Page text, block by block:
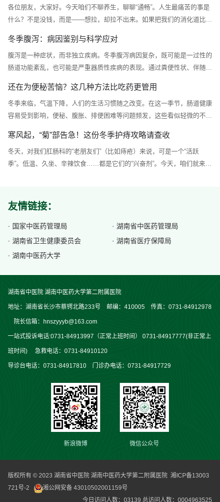
咱们祖先用来消化树皮草根的“重工业基地”。但进化到现在，它基本上已
经退役了。它的日常工作内容如下：1.装死（平时毫无存在感）。2.收集
各位朋友，大家好。今天咱们不聊养生，聊聊“通畅”。人生最痛苦的事是
什么？不是没钱，而是——想拉，却拉不出来。如果把我们的消化道比作
堵得水泄不通，后面还在源源不断地想上高速，交警（医生）在直升机上
看得直摇头。今天，我们就来扒一扒这个让无数英雄好汉“痛不欲生”的肠
道路怒症。一、什么是肠梗阻？（高速封路了）简单说，就是你的肠子，
冬季腹泻：病因鉴别与科学应对
腹泻是一种症状，而非独立疾病。冬季腹泻病因复杂，既可能是一过性的
肠道功能紊乱，也可能是严重器质性疾病的表现。通过粪便性状、伴随症
且需精准甄别）病毒型：以诺如病毒最为典型，起病急促，主要表现为呕
吐与水样腹泻，具有高度传染性，常被称为“冬季呕吐病”。细菌型：多因
食用未彻底煮熟的食物引发，腹泻常伴随腹痛、发热症状，粪便中可能出
还在为便秘苦恼？这几种方法比吃药更管用
冬季来临，气温下降，人们的生活习惯随之改变。在这一季节，肠道健康
容易受到影响，便秘、腹胀、排便困难等问题频发，这些看似轻微的不
供科学解决方案，为肠道健康提供保障。一、冬季肠道常见问题及成因1.
便秘：水分流失引发粪便干结冬季气候干燥，人体通过呼吸和皮肤散失的
水分较夏季明显增多。若未能及时补充水分，大肠会加强对粪便中水分的
寒风起，“菊”部告急！这份冬季护痔攻略请查收
冬天，对我们肛肠科的“老朋友们”（比如痔疮）来说，可是一个“活跃
季”。低温、久坐、辛辣饮食……都是它们的“兴奋剂”。今天，咱们就来聊
循环不畅，容易导致静脉淤血、曲张，从而诱发或加重痔疮。久坐是“帮
凶”：无论是办公室加班，还是宅家追剧，长时间的静坐，会让腹部压力
增...
友情链接：
· 国家中医药管理局
· 湖南省中医药管理局
· 湖南省卫生健康委员会
· 湖南省医疗保障局
· 湖南中医药大学
湖南省中医院 湖南中医药大学第二附属医院
地址：湖南省长沙市蔡锷北路233号 邮编：410005 传真：0731-84912978
院长信箱：hnszyyyb@163.com
一站式投诉电话:0731-84913997（正常上班时间） 0731-84917777(非正常上
班时间) 急救电话：0731-84910120
导诊台电话：0731-84917810 门诊办电话：0731-84917729
新浪微博 微信公众号
版权所有 © 2023 湖南省中医院 湖南中医药大学第二附属医院 湘ICP备13003
721号-2
湘公网安备 43010502001159号
今日访问人数：03139 总访问人数：0004963525